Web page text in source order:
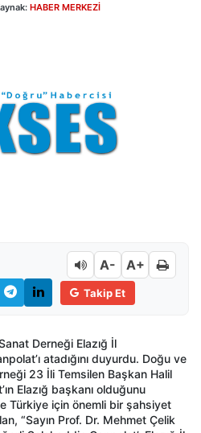
HABER MERKEZİ
A- A+
Takip Et
Derneği Elazığ İl
atadığını duyurdu. Doğu ve
23 İli Temsilen Başkan Halil
Elazığ başkanı olduğunu
Türkiye için önemli bir şahsiyet
“Sayın Prof. Dr. Mehmet Çelik